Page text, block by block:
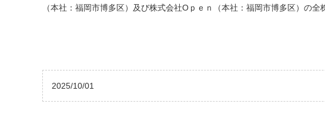
（本社：福岡市博多区）及び株式会社Oｐｅｎ（本社：福岡市博多区）の全
2025/10/01